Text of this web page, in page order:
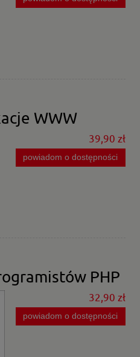
WWW
39,90 zł
powiadom o dostępności
PHP
32,90 zł
powiadom o dostępności